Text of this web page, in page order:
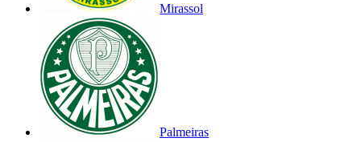
Mirassol
Palmeiras